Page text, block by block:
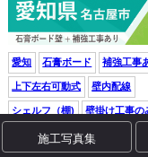
愛知 石膏ボード 補強工事
上下左右可動式 壁内配線
シェルフ（棚) 壁掛け工事の
施工写真集